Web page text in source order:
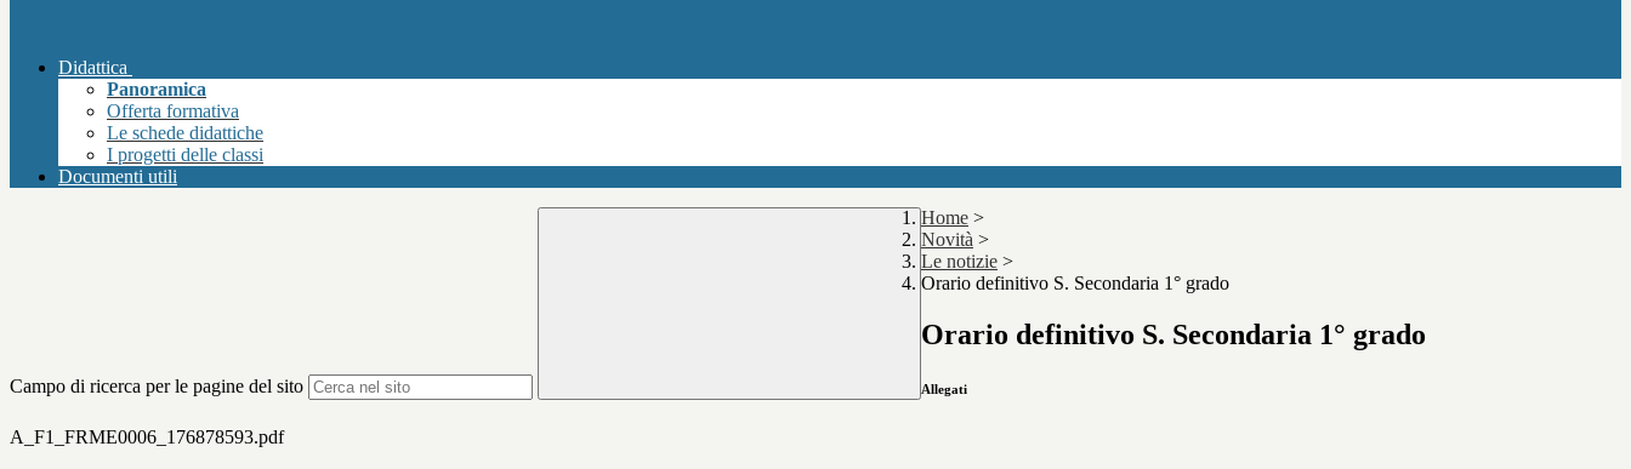
Didattica
Panoramica
Offerta formativa
Le schede didattiche
I progetti delle classi
Documenti utili
Campo di ricerca per le pagine del sito
Home >
Novità >
Le notizie >
Orario definitivo S. Secondaria 1° grado
Orario definitivo S. Secondaria 1° grado
Allegati
A_F1_FRME0006_176878593.pdf